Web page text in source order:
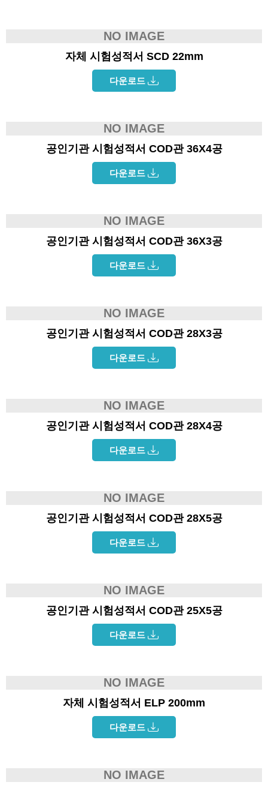
NO IMAGE
자체 시험성적서 SCD 22mm
다운로드
NO IMAGE
공인기관 시험성적서 COD관 36X4공
다운로드
NO IMAGE
공인기관 시험성적서 COD관 36X3공
다운로드
NO IMAGE
공인기관 시험성적서 COD관 28X3공
다운로드
NO IMAGE
공인기관 시험성적서 COD관 28X4공
다운로드
NO IMAGE
공인기관 시험성적서 COD관 28X5공
다운로드
NO IMAGE
공인기관 시험성적서 COD관 25X5공
다운로드
NO IMAGE
자체 시험성적서 ELP 200mm
다운로드
NO IMAGE